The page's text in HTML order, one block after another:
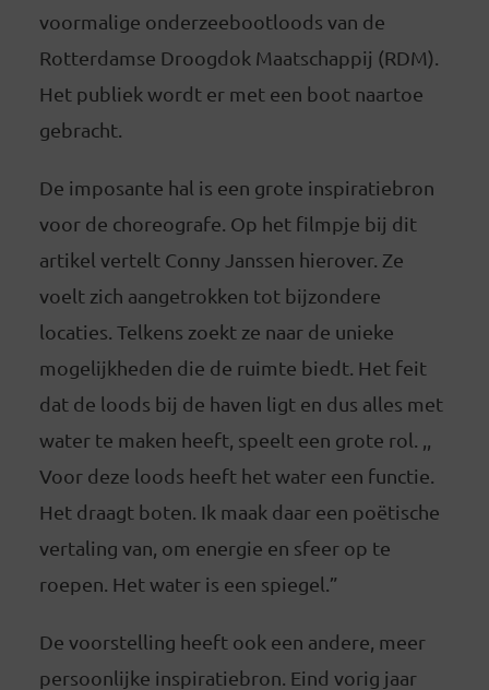
voormalige onderzeebootloods van de
Rotterdamse Droogdok Maatschappij (RDM).
Het publiek wordt er met een boot naartoe
gebracht.
De imposante hal is een grote inspiratiebron
voor de choreografe. Op het filmpje bij dit
artikel vertelt Conny Janssen hierover. Ze
voelt zich aangetrokken tot bijzondere
locaties. Telkens zoekt ze naar de unieke
mogelijkheden die de ruimte biedt. Het feit
dat de loods bij de haven ligt en dus alles met
water te maken heeft, speelt een grote rol. ,,
Voor deze loods heeft het water een functie.
Het draagt boten. Ik maak daar een poëtische
vertaling van, om energie en sfeer op te
roepen. Het water is een spiegel.”
De voorstelling heeft ook een andere, meer
persoonlijke inspiratiebron. Eind vorig jaar